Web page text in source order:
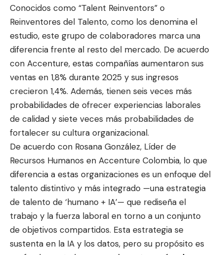
Conocidos como “Talent Reinventors” o
Reinventores del Talento, como los denomina el
estudio, este grupo de colaboradores marca una
diferencia frente al resto del mercado. De acuerdo
con Accenture, estas compañías aumentaron sus
ventas en 1,8% durante 2025 y sus ingresos
crecieron 1,4%. Además, tienen seis veces más
probabilidades de ofrecer experiencias laborales
de calidad y siete veces más probabilidades de
fortalecer su cultura organizacional.
De acuerdo con Rosana González, Líder de
Recursos Humanos en Accenture Colombia, lo que
diferencia a estas organizaciones es un enfoque del
talento distintivo y más integrado —una estrategia
de talento de ‘humano + IA’— que rediseña el
trabajo y la fuerza laboral en torno a un conjunto
de objetivos compartidos. Esta estrategia se
sustenta en la IA y los datos, pero su propósito es